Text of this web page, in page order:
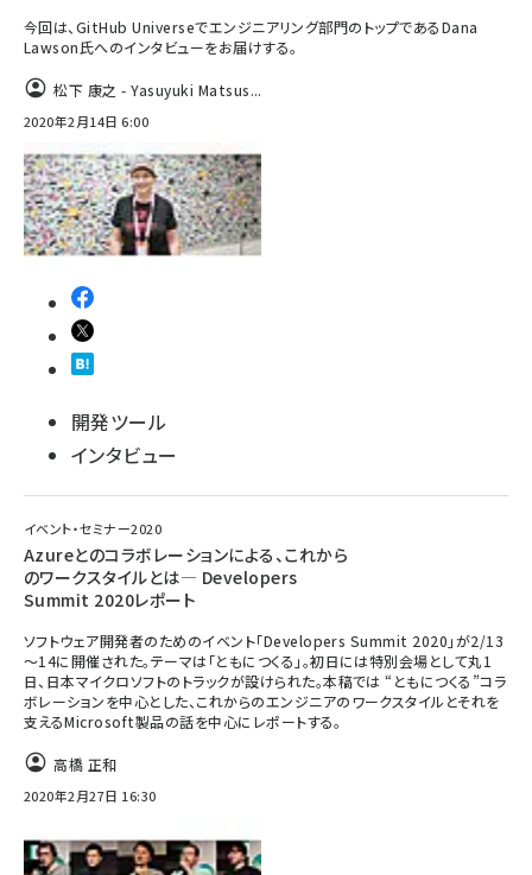
今回は、GitHub Universeでエンジニアリング部門のトップであるDana
Lawson氏へのインタビューをお届けする。
松下 康之 - Yasuyuki Matsus...
2020年2月14日 6:00
開発ツール
インタビュー
イベント・セミナー2020
Azureとのコラボレーションによる、これから
のワークスタイルとは― Developers
Summit 2020レポート
ソフトウェア開発者のためのイベント「Developers Summit 2020」が2/13
～14に開催された。テーマは「ともにつくる」。初日には特別会場として丸1
日、日本マイクロソフトのトラックが設けられた。本稿では “ともにつくる”コラ
ボレーションを中心とした、これからのエンジニアのワークスタイルとそれを
支えるMicrosoft製品の話を中心にレポートする。
高橋 正和
2020年2月27日 16:30